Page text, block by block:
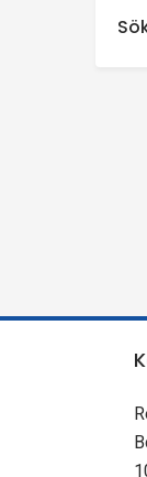
n
t